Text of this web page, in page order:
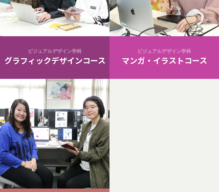
ビジュアルデザイン学科
グラフィックデザインコース
ビジュアルデザイン学科
マンガ・イラストコース